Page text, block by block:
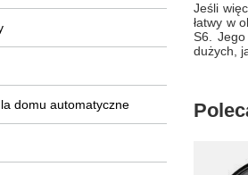
domu automatyczne
Jeśli
łatwy w
S6.
dużych,